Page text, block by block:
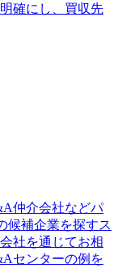
確にし、買収先
仲介会社などパ
候補企業を探すス
社を通じてお相
センターの例を